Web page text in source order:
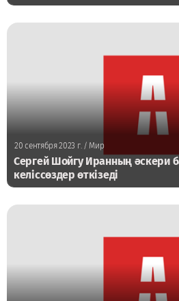
20 сентября 2023 г. / Мир
Сергей Шойгу Иранның әскери
келіссөздер өткізеді